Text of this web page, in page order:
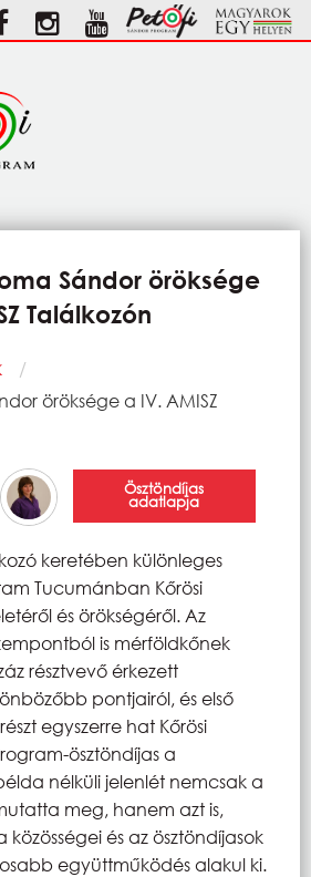
Sándor öröksége
Találkozón
öröksége a IV. AMISZ
Ösztöndíjas
adatlapja
keretében különleges
Tucumánban Kőrösi
és örökségéről. Az
is mérföldkőnek
résztvevő érkezett
pontjairól, és első
egyszerre hat Kőrösi
ösztöndíjas a
nélküli jelenlét nemcsak a
meg, hanem azt is,
és az ösztöndíjasok
együttműködés alakul ki.